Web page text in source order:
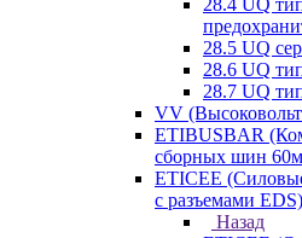
28.4 UQ
28.5 UQ
28.6 UQ
28.7 UQ
VV
ETIBUSBAR
сборных шин
ETICEE
с разъемами EDS)
Назад